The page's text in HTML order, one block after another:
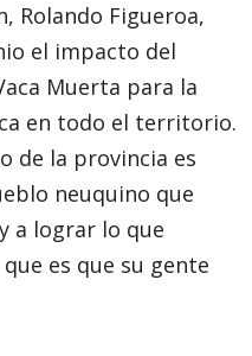
Rolando Figueroa,
el impacto del
Muerta para la
en todo el territorio.
de la provincia es
neuquino que
a lograr lo que
es que su gente